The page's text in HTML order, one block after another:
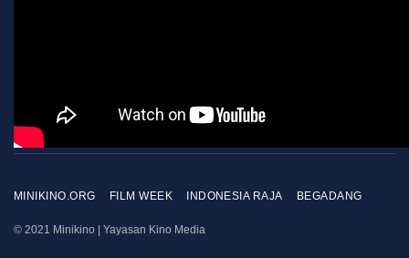
MINIKINO.ORG FILM WEEK INDONESIA RAJA BEGADANG
© 2021 Minikino | Yayasan Kino Media